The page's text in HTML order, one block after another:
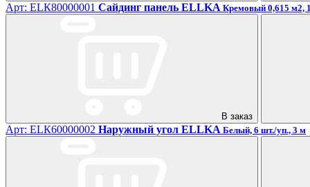
Арт: ЕLК80000001 Сайдинг панель ELLKA Кремовый 0,615 м2,
В заказ
Арт: ЕLК60000002 Наружный угол ELLKA Белый, 6 шт./уп., 3 м